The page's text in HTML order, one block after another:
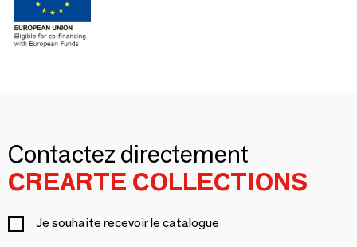
Contactez directement
CREARTE COLLECTIONS
Je souhaite recevoir le catalogue